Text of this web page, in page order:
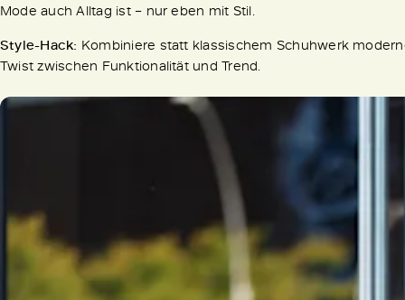
Mode auch Alltag ist – nur eben mit Stil.
Style-Hack: Kombiniere statt klassischem Schuhwerk
Twist zwischen Funktionalität und Trend.